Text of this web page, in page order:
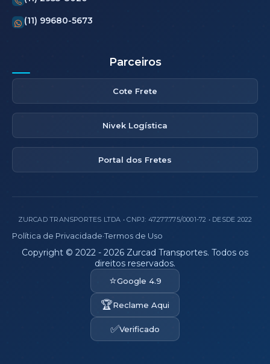
(11) 99680-5673
Parceiros
Cote Frete
Nivek Logística
Portal dos Fretes
ZURCAD TRANSPORTES LTDA • CNPJ: 47.277.775/0001-72 • DESDE 2022
Política de Privacidade·Termos de Uso
Copyright © 2022 - 2026 Zurcad Transportes. Todos os
direitos reservados.
⭐Google 4.9
🏆Reclame Aqui
✅Verificado